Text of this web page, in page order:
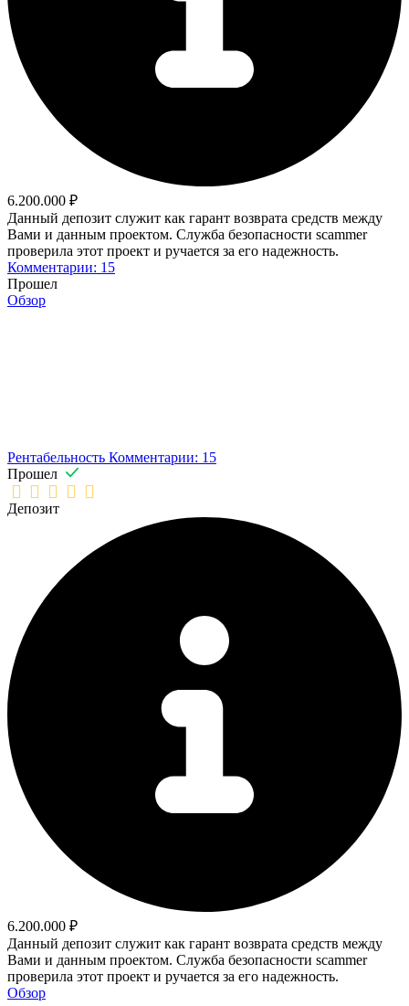
6.200.000 ₽
Данный депозит служит как гарант возврата средств между
Вами и данным проектом. Служба безопасности scammer
проверила этот проект и ручается за его надежность.
Комментарии: 15
Прошел
Обзор
Рентабельность Комментарии: 15
Прошел
Депозит
6.200.000 ₽
Данный депозит служит как гарант возврата средств между
Вами и данным проектом. Служба безопасности scammer
проверила этот проект и ручается за его надежность.
Обзор